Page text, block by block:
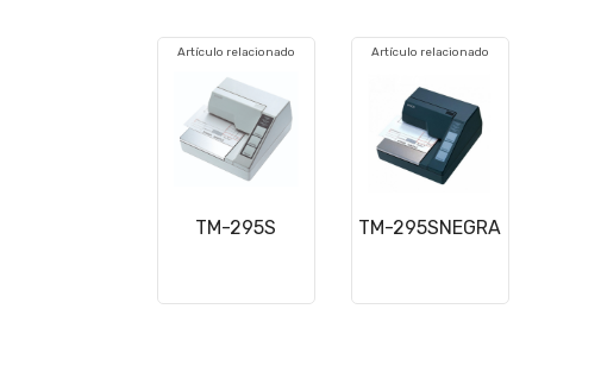
Artículo relacionado
TM-295S
Artículo relacionado
TM-295SNEGRA